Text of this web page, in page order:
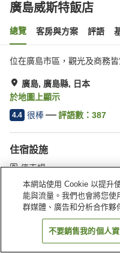
廣島威斯特飯店
總覽 客房與方案 評語
位在廣島市區，觀光及商務皆
廣島, 廣島縣, 日本
於地圖上顯示
4.4 很棒 評語數： 387
住宿設施
停車場
自動販賣機
首頁 日本 廣島縣 廣
本網站使用 Cookie 以提升
能與流量。我們也會將您
群媒體、廣告和分析合作夥
不要銷售我的個人